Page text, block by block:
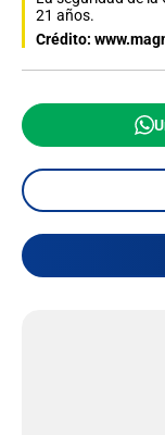
21 años.
Crédito: